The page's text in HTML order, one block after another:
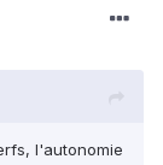
l'autonomie